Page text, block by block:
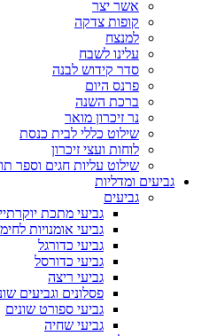
אשר יצר
קופות צדקה
למנצח
עלינו לשבח
סדר קידוש לבנה
פרנס היום
ברכת השנה
נר זיכרון מואר
שילוט כללי לבית כנסת
לוחות ועצי זיכרון
שילוט עליות חגים וספר
גביעים ומדליות
גביעים
גביעי מתכת
גביעי אומנויות
גביעי כדורגל
גביעי כדורסל
גביעי ריצה
פסלונים וגביעים
גביעי ספורט שונים
גביעי שחיה